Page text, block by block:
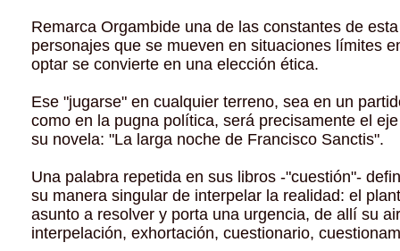
Remarca Orgambide una de las constantes de
personajes que se mueven en situaciones límites
optar se convierte en una elección ética.
Ese "jugarse" en cualquier terreno, sea en un
como en la pugna política, será precisamente el
su novela: "La larga noche de Francisco Sanctis".
Una palabra repetida en sus libros -"cuestión"-
su manera singular de interpelar la realidad: el
asunto a resolver y porta una urgencia, de allí su
interpelación, exhortación, cuestionario,